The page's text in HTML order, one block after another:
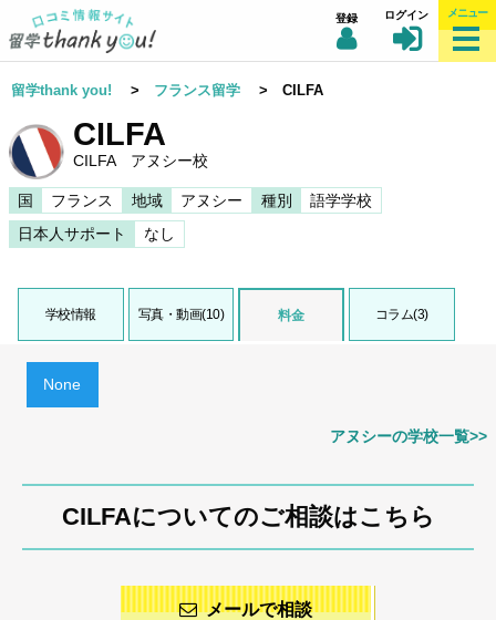
登録 ログイン メニュー
留学thank you! > フランス留学 > CILFA
CILFA
CILFA アヌシー校
国 フランス 地域 アヌシー 種別
語学学校
日本人サポート
なし
学校情報 写真・動画(10) 料金 コラム(3)
None
アヌシーの学校一覧>>
CILFAについてのご相談はこちら
メールで相談